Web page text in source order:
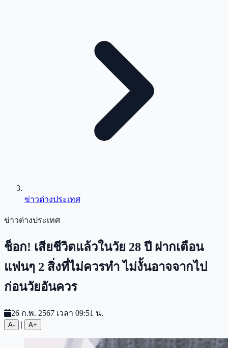
ข่าวต่างประเทศ
ข่าวต่างประเทศ
ช็อก! เสียชีวิตแล้วในวัย 28 ปี ฝากเตือน
แฟนๆ 2 สิ่งที่ไม่ควรทำ ไม่งั้นอาจจากไป
ก่อนวัยอันควร
26 ก.พ. 2567 เวลา 09:51 น.
A- | A+